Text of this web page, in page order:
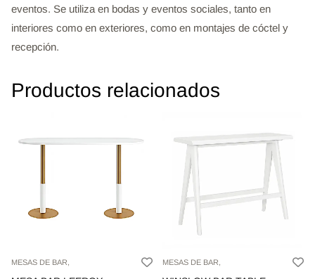
eventos. Se utiliza en bodas y eventos sociales, tanto en
interiores como en exteriores, como en montajes de cóctel y
recepción.
Productos relacionados
MESAS DE BAR, MESAS DE BAR,